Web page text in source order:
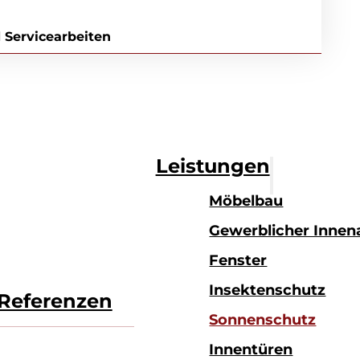
Leistungen
Möbelbau
Gewerblicher
Fenster
Insektenschutz
Sonnenschutz
Innentüren
gelöst.